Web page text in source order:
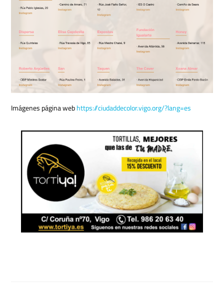
Imágenes página webhttps://ciudaddecolor.vigo.org/?lang=es